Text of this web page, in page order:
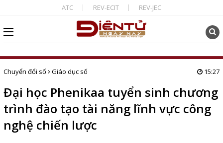
ATC REV-ECIT REV-JEC
Chuyển đổi số Giáo dục số 15:27
Đại học Phenikaa tuyển sinh chương
trình đào tạo tài năng lĩnh vực công
nghệ chiến lược